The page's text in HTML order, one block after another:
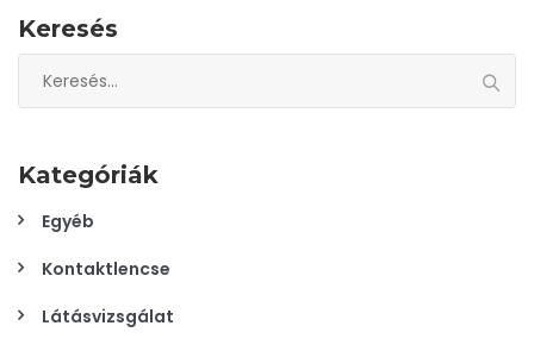
Keresés
Kategóriák
Egyéb
Kontaktlencse
Látásvizsgálat